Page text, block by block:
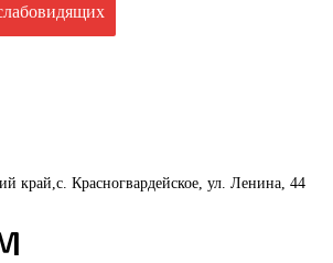
край,с. Красногвардейское, ул. Ленина, 44